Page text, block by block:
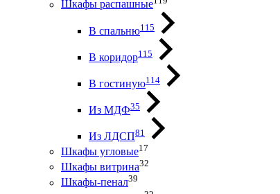
Шкафы распашные
В спальню115
В коридор115
В гостиную114
Из МДФ35
Из ЛДСП81
Шкафы угловые17
Шкафы витрина32
Шкафы-пенал39